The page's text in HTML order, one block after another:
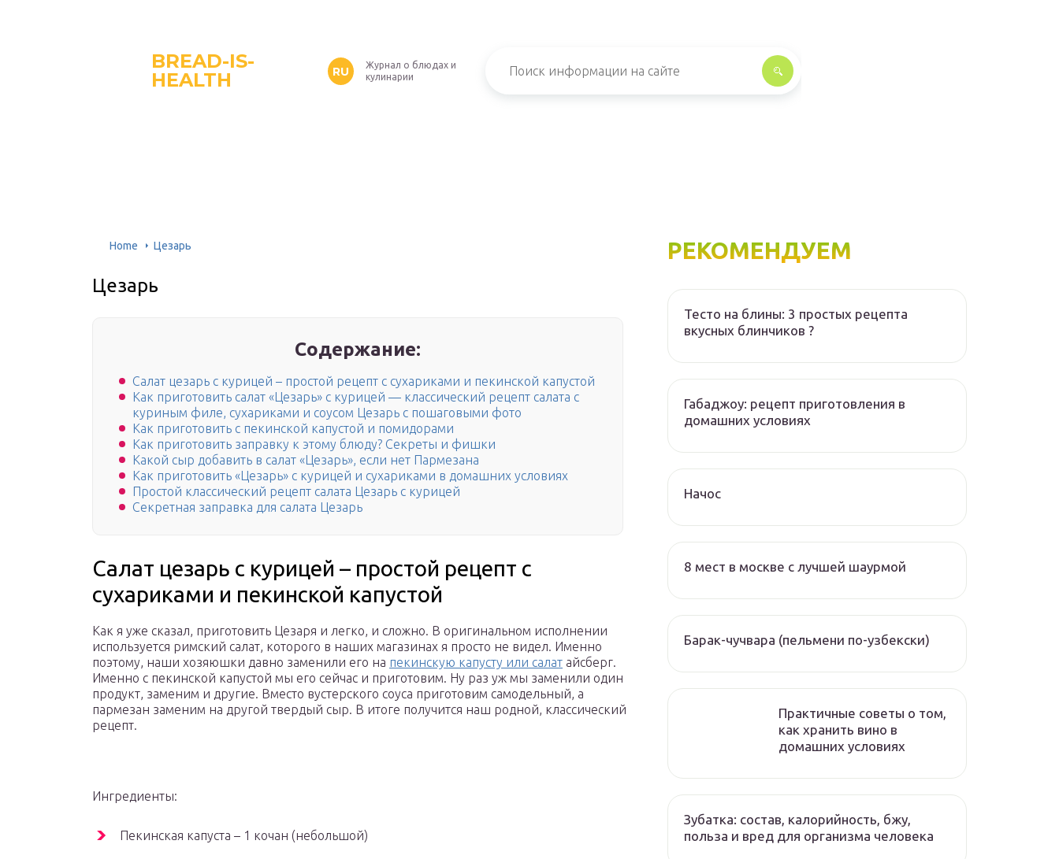
BREAD-IS-
HEALTH
RU
Журнал о блюдах и
кулинарии
Home Цезарь
Цезарь
Содержание:
Салат цезарь с курицей – простой рецепт с сухариками и пекинской капустой
Как приготовить салат «Цезарь» с курицей — классический рецепт салата с
куриным филе, сухариками и соусом Цезарь с пошаговыми фото
Как приготовить с пекинской капустой и помидорами
Как приготовить заправку к этому блюду? Секреты и фишки
Какой сыр добавить в салат «Цезарь», если нет Пармезана
Как приготовить «Цезарь» с курицей и сухариками в домашних условиях
Простой классический рецепт салата Цезарь с курицей
Секретная заправка для салата Цезарь
Салат цезарь с курицей – простой рецепт с
сухариками и пекинской капустой
Как я уже сказал, приготовить Цезаря и легко, и сложно. В оригинальном исполнении
используется римский салат, которого в наших магазинах я просто не видел. Именно
поэтому, наши хозяюшки давно заменили его на пекинскую капусту или салат айсберг.
Именно с пекинской капустой мы его сейчас и приготовим. Ну раз уж мы заменили один
продукт, заменим и другие. Вместо вустерского соуса приготовим самодельный, а
пармезан заменим на другой твердый сыр. В итоге получится наш родной, классический
рецепт.
Ингредиенты:
Пекинская капуста – 1 кочан (небольшой)
РЕКОМЕНДУЕМ
Тесто на блины: 3 простых рецепта
вкусных блинчиков ?
Габаджоу: рецепт приготовления в
домашних условиях
Начос
8 мест в москве с лучшей шаурмой
Барак-чучвара (пельмени по-узбекски)
Практичные советы о том,
как хранить вино в
домашних условиях
Зубатка: состав, калорийность, бжу,
польза и вред для организма человека